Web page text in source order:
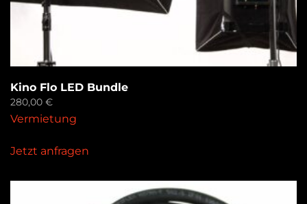
Kino Flo LED Bundle
280,00 €
Vermietung
Jetzt anfragen